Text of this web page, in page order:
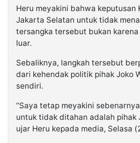
Heru meyakini bahwa keputusan
Jakarta Selatan untuk tidak
tersangka tersebut bukan
luar.
Sebaliknya, langkah tersebut
dari kehendak politik pihak Joko
sendiri.
“Saya tetap meyakini
untuk tidak ditahan adalah pihak
ujar Heru kepada media, Selasa